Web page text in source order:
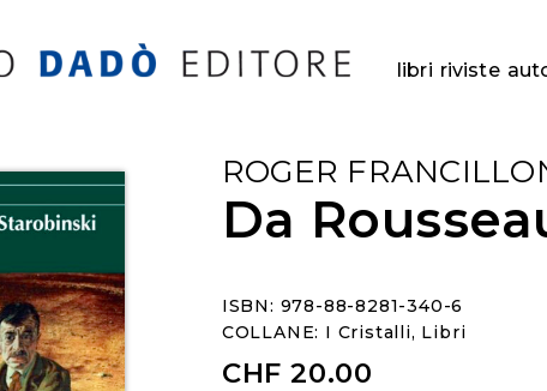
libri riviste
ROGER
Da
ISBN: 978-88-8281-340-6
COLLANE: I Cristalli, Libri
CHF 20.00